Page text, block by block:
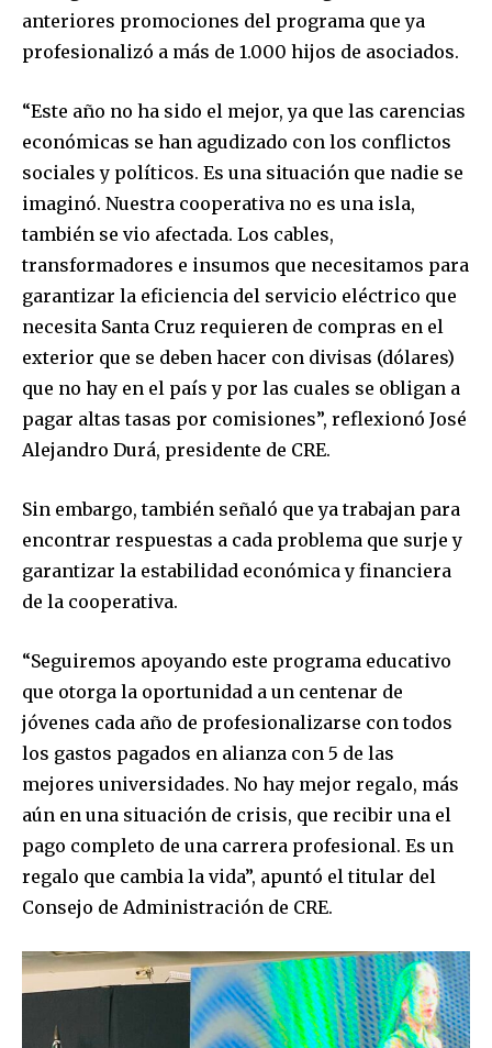
anteriores promociones del programa que ya
profesionalizó a más de 1.000 hijos de asociados.
“Este año no ha sido el mejor, ya que las carencias
económicas se han agudizado con los conflictos
sociales y políticos. Es una situación que nadie se
imaginó. Nuestra cooperativa no es una isla,
también se vio afectada. Los cables,
transformadores e insumos que necesitamos para
garantizar la eficiencia del servicio eléctrico que
necesita Santa Cruz requieren de compras en el
exterior que se deben hacer con divisas (dólares)
que no hay en el país y por las cuales se obligan a
pagar altas tasas por comisiones”, reflexionó José
Alejandro Durá, presidente de CRE.
Sin embargo, también señaló que ya trabajan para
encontrar respuestas a cada problema que surje y
garantizar la estabilidad económica y financiera
de la cooperativa.
“Seguiremos apoyando este programa educativo
que otorga la oportunidad a un centenar de
jóvenes cada año de profesionalizarse con todos
los gastos pagados en alianza con 5 de las
mejores universidades. No hay mejor regalo, más
aún en una situación de crisis, que recibir una el
pago completo de una carrera profesional. Es un
regalo que cambia la vida”, apuntó el titular del
Consejo de Administración de CRE.